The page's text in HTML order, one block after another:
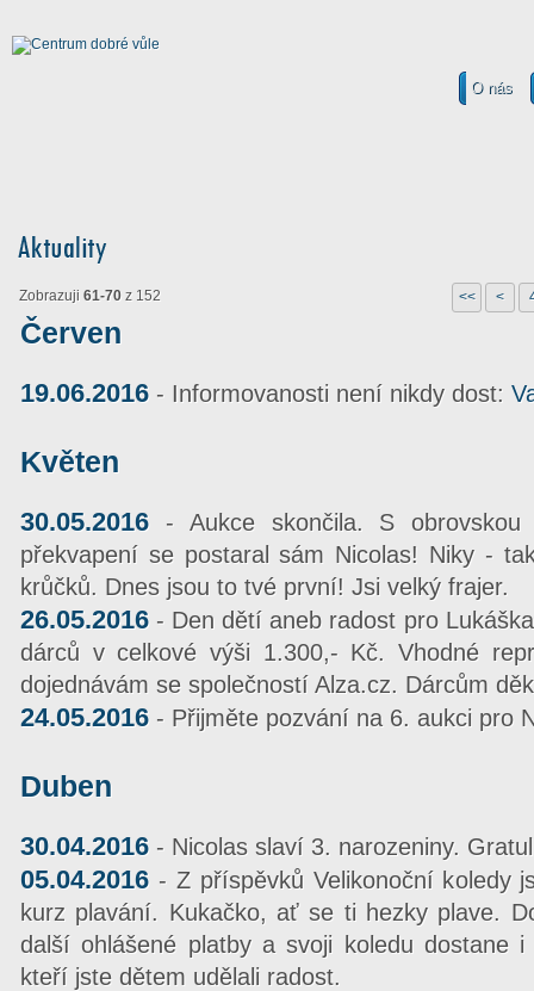
O nás
Zobrazuji 61-70 z 152 <
<<
Červen
19.06.2016 - Informovanosti není nikdy dost:
Květen
30.05.2016 - Aukce skončila. S
překvapení se postaral sám Nicolas! Niky -
krůčků. Dnes jsou to tvé první! Jsi velký frajer.
26.05.2016 - Den dětí aneb radost pro
dárců v celkové výši 1.300,- Kč. Vhodné
dojednávám se společností Alza.cz. Dárcům
24.05.2016 - Přijměte pozvání na 6. aukci pro
Duben
30.04.2016 - Nicolas slaví 3. narozeniny.
05.04.2016 - Z příspěvků Velikonoční koledy
kurz plavání. Kukačko, ať se ti hezky plave.
další ohlášené platby a svoji koledu dostane
kteří jste dětem udělali radost.